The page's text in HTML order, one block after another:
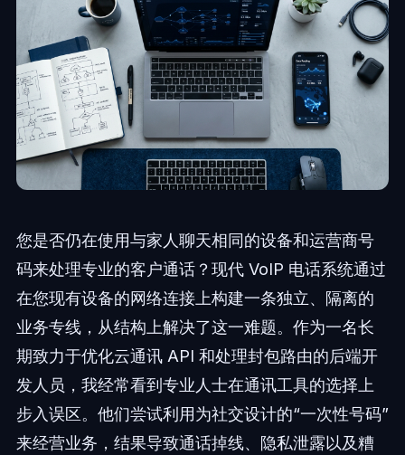
您是否仍在使用与家人聊天相同的设备和运营商号
码来处理专业的客户通话？现代 VoIP 电话系统通过
在您现有设备的网络连接上构建一条独立、隔离的
业务专线，从结构上解决了这一难题。作为一名长
期致力于优化云通讯 API 和处理封包路由的后端开
发人员，我经常看到专业人士在通讯工具的选择上
步入误区。他们尝试利用为社交设计的“一次性号码”
来经营业务，结果导致通话掉线、隐私泄露以及糟